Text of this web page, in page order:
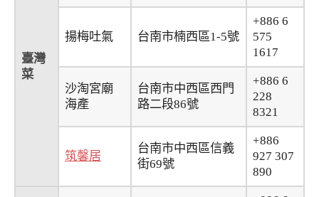
臺灣
菜
揚梅吐氣 台南市楠西區1-5號
+886 6
575
1617
沙淘宮廟
海產
台南市中西區西門
路二段86號
+886 6
228
8321
筑馨居
台南市中西區信義
街69號
+886
927 307
890